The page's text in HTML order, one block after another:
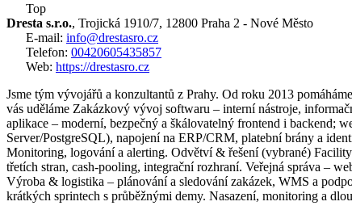
Top
Dresta s.r.o., Trojická 1910/7, 12800 Praha 2 - Nové Město
E-mail: info@drestasro.cz
Telefon: 00420605435857
Web: https://drestasro.cz
Jsme tým vývojářů a konzultantů z Prahy. Od roku 2013
vás uděláme Zakázkový vývoj softwaru – interní nástroje,
aplikace – moderní, bezpečný a škálovatelný frontend i backend;
Server/PostgreSQL), napojení na ERP/CRM, platební brány a
Monitoring, logování a alerting. Odvětví & řešení (vybrané)
třetích stran, cash-pooling, integrační rozhraní. Veřejná správa –
Výroba & logistika – plánování a sledování zakázek, WMS a
krátkých sprintech s průběžnými demy. Nasazení, monitoring a